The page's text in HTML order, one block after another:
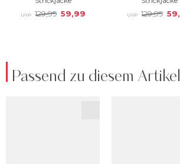
Passend zu diesem Artikel